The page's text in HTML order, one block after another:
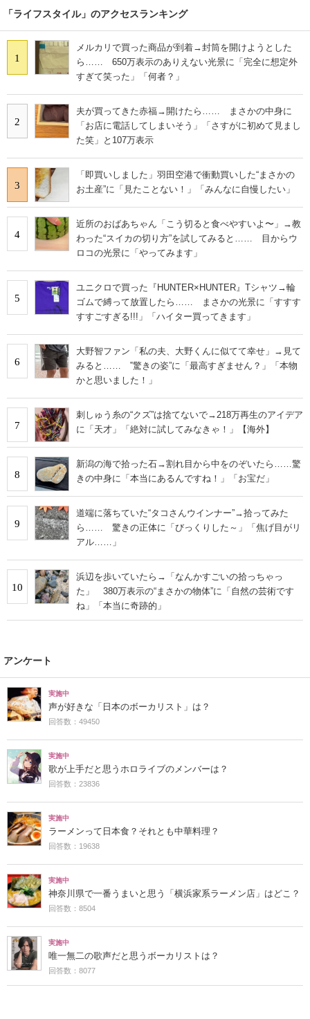
「ライフスタイル」のアクセスランキング
1
メルカリで買った商品が到着→封筒を開けようとした
ら…… 650万表示のありえない光景に「完全に想定外
すぎて笑った」「何者？」
2
夫が買ってきた赤福→開けたら…… まさかの中身に
「お店に電話してしまいそう」「さすがに初めて見まし
た笑」と107万表示
3
「即買いしました」羽田空港で衝動買いした“まさかの
お土産”に「見たことない！」「みんなに自慢したい」
4
近所のおばあちゃん「こう切ると食べやすいよ〜」→教
わった“スイカの切り方”を試してみると…… 目からウ
ロコの光景に「やってみます」
5
ユニクロで買った『HUNTER×HUNTER』Tシャツ→輪
ゴムで縛って放置したら…… まさかの光景に「すすす
すすごすぎる!!!」「ハイター買ってきます」
6
大野智ファン「私の夫、大野くんに似てて幸せ」→見て
みると…… ‟驚きの姿”に「最高すぎません？」「本物
かと思いました！」
7
刺しゅう糸の“クズ”は捨てないで→218万再生のアイデア
に「天才」「絶対に試してみなきゃ！」【海外】
8
新潟の海で拾った石→割れ目から中をのぞいたら……驚
きの中身に「本当にあるんですね！」「お宝だ」
9
道端に落ちていた“タコさんウインナー”→拾ってみた
ら…… 驚きの正体に「びっくりした～」「焦げ目がリ
アル……」
10
浜辺を歩いていたら→「なんかすごいの拾っちゃっ
た」 380万表示の“まさかの物体”に「自然の芸術です
ね」「本当に奇跡的」
アンケート
実施中
声が好きな「日本のボーカリスト」は？
回答数：49450
実施中
歌が上手だと思うホロライブのメンバーは？
回答数：23836
実施中
ラーメンって日本食？それとも中華料理？
回答数：19638
実施中
神奈川県で一番うまいと思う「横浜家系ラーメン店」はどこ？
回答数：8504
実施中
唯一無二の歌声だと思うボーカリストは？
回答数：8077